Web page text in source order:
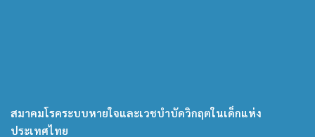
สมาคมโรคระบบหายใจและเวชบำบัดวิกฤตในเด็กแห่ง
ประเทศไทย